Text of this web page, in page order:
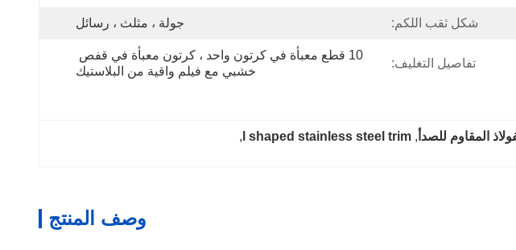
شكل ثقب اللكم: جولة ، مثلث ، رسائل
تفاصيل التغليف:
خشبي مع فيلم واقية من البلاستيك
,
l shaped stainless steel trim
,
وصف المنتج